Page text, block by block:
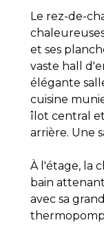
Le rez-de-
et ses
vaste hall
élégante
cuisine
îlot central
arrière. Une
À l'étage, la
bain
avec sa